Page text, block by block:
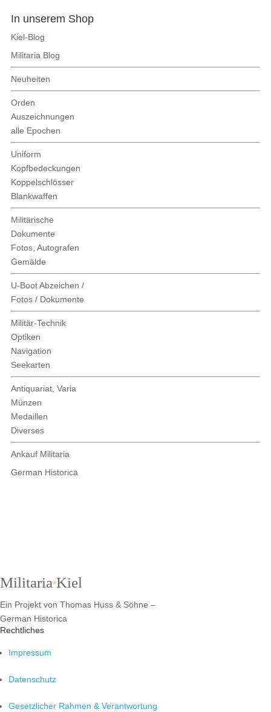
In unserem Shop
Kiel-Blog
Militaria Blog
Neuheiten
Orden
Auszeichnungen
alle Epochen
Uniform
Kopfbedeckungen
Koppelschlösser
Blankwaffen
Militärische
Dokumente
Fotos, Autografen
Gemälde
U-Boot Abzeichen /
Fotos / Dokumente
Militär-Technik
Optiken
Navigation
Seekarten
Antiquariat, Varia
Münzen
Medaillen
Diverses
Ankauf Militaria
German Historica
Militaria Kiel
Ein Projekt von Thomas Huss & Söhne –
German Historica
Rechtliches
Impressum
Datenschutz
Gesetzlicher Rahmen & Verantwortung